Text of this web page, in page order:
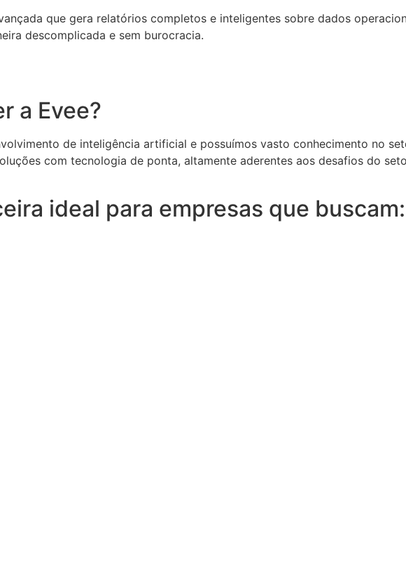
que gera relatórios completos e inteligentes sobre dados
descomplicada e sem burocracia.
a Evee?
de inteligência artificial e possuímos vasto conhecimento no
com tecnologia de ponta, altamente aderentes aos desafios do
ideal para empresas que buscam: